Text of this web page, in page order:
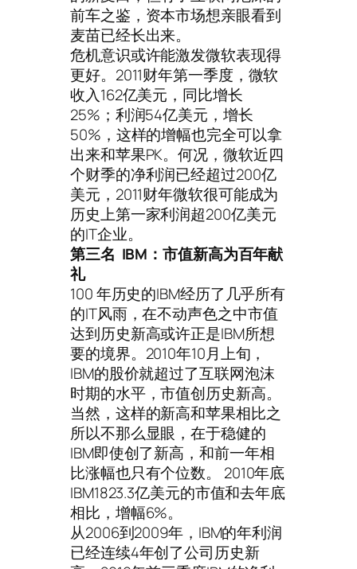
前车之鉴，资本市场想亲眼看到
麦苗已经长出来。
危机意识或许能激发微软表现得
更好。2011财年第一季度，微软
收入162亿美元，同比增长
25%；利润54亿美元，增长
50%，这样的增幅也完全可以拿
出来和苹果PK。何况，微软近四
个财季的净利润已经超过200亿
美元，2011财年微软很可能成为
历史上第一家利润超200亿美元
的IT企业。
第三名 IBM：市值新高为百年献
礼
100 年历史的IBM经历了几乎所有
的IT风雨，在不动声色之中市值
达到历史新高或许正是IBM所想
要的境界。2010年10月上旬，
IBM的股价就超过了互联网泡沫
时期的水平，市值创历史新高。
当然，这样的新高和苹果相比之
所以不那么显眼，在于稳健的
IBM即使创了新高，和前一年相
比涨幅也只有个位数。 2010年底
IBM1823.3亿美元的市值和去年底
相比，增幅6%。
从2006到2009年，IBM的年利润
已经连续4年创了公司历史新